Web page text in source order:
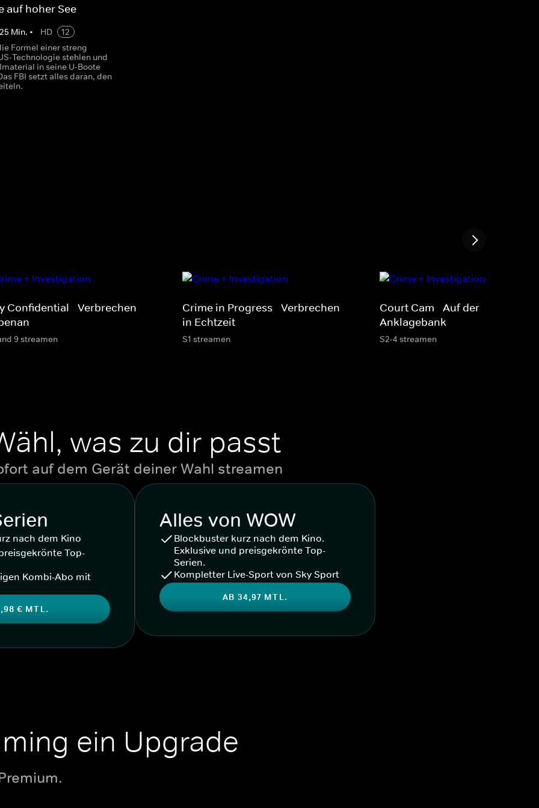
auf hoher See
25 Min. • HD
12
Formel einer streng
Technologie stehlen und
in seine U-Boote
FBI setzt alles daran, den
Confidential - Verbrechen
9 streamen
Crime in Progress - Verbrechen
in Echtzeit
S1 streamen
Court Cam - Auf der
Anklagebank
S2-4 streamen
was zu dir passt
auf dem Gerät deiner Wahl streamen
nach dem Kino
Top-
Kombi-Abo mit
€ MTL.
Alles von WOW
Blockbuster kurz nach dem Kino.
Exklusive und preisgekrönte Top-
Serien.
Kompletter Live-Sport von Sky Sport
AB 34,97 MTL.
ein Upgrade